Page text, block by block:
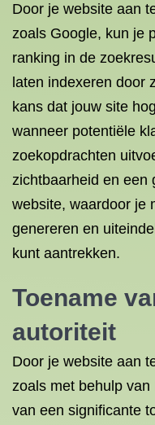
Door je website aan
zoals Google, kun je
ranking in de
laten indexeren door
kans dat jouw site
wanneer potentiële
zoekopdrachten
zichtbaarheid en een
website, waardoor je
genereren en
kunt aantrekken.
Toename
autoriteit
Door je website aan
zoals met behulp
van een significante